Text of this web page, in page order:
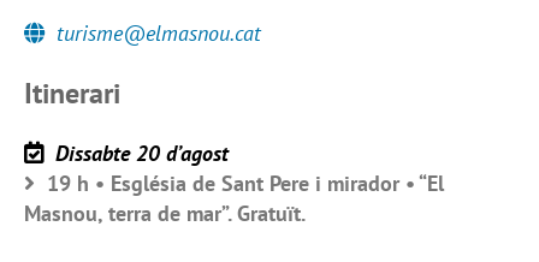
turisme@elmasnou.cat
Itinerari
Dissabte 20 d’agost
19 h • Església de Sant Pere i mirador • “El
Masnou, terra de mar”. Gratuït.